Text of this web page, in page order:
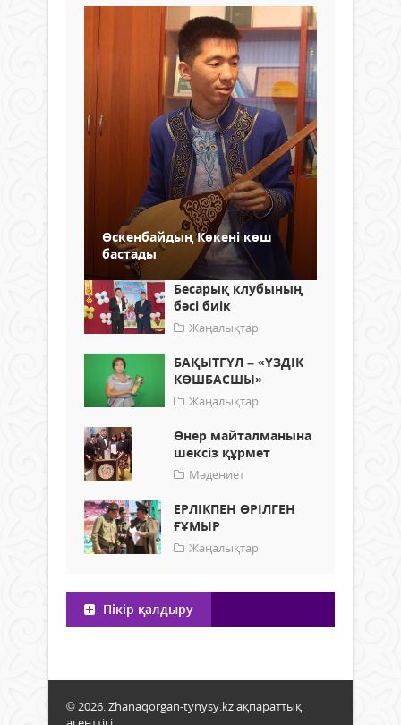
Өскенбайдың Көкені көш
бастады
Бесарық клубының
бәсі биік
Жаңалықтар
БАҚЫТГҮЛ – «ҮЗДІК
КӨШБАСШЫ»
Жаңалықтар
Өнер майталманына
шексіз құрмет
Мәдениет
ЕРЛІКПЕН ӨРІЛГЕН
ҒҰМЫР
Жаңалықтар
Пікір қалдыру
© 2026. Zhanaqorgan-tynysy.kz ақпараттық